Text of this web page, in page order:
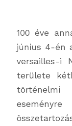
100 éve
június 4-én
versailles-i
területe
történelmi